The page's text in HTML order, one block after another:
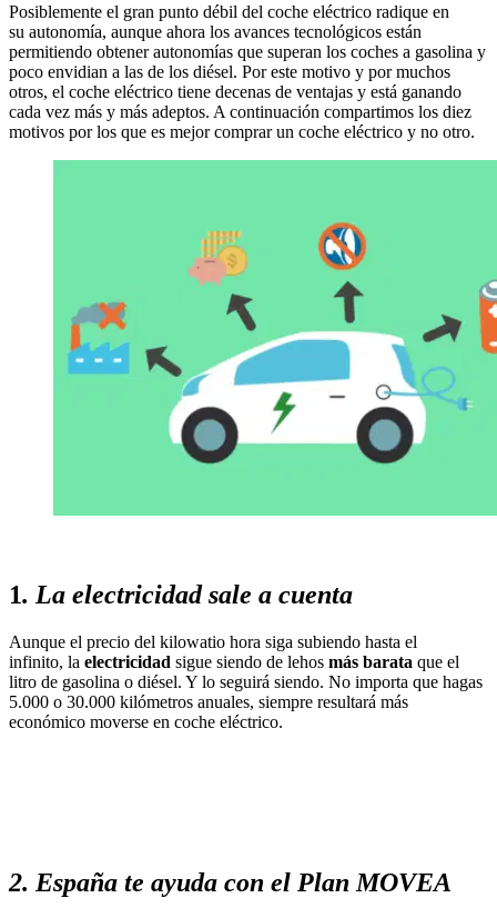
Posiblemente el gran punto débil del coche eléctrico radique en
su autonomía, aunque ahora los avances tecnológicos están
permitiendo obtener autonomías que superan los coches a gasolina y
poco envidian a las de los diésel. Por este motivo y por muchos
otros, el coche eléctrico tiene decenas de ventajas y está ganando
cada vez más y más adeptos. A continuación compartimos los diez
motivos por los que es mejor comprar un coche eléctrico y no otro.
1. La electricidad sale a cuenta
Aunque el precio del kilowatio hora siga subiendo hasta el
infinito, la electricidad sigue siendo de lehos más barata que el
litro de gasolina o diésel. Y lo seguirá siendo. No importa que hagas
5.000 o 30.000 kilómetros anuales, siempre resultará más
económico moverse en coche eléctrico.
2. España te ayuda con el Plan MOVEA